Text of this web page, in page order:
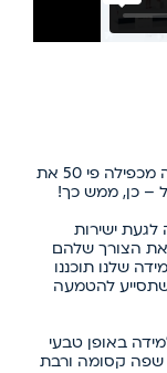
מחקרים הוכיחו שהלמידה באמצעות מוזיקה מכפילה פי 50 את
– כן, ממש כך!
לגעת ישירות
את הצורך שלהם
שלנו תוכננו
שתסייע להטמעה
באופן טבעי
שפה קסומה ורבת